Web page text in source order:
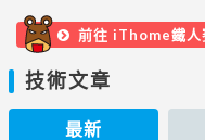
前往 iThome鐵人
技術文章
最新